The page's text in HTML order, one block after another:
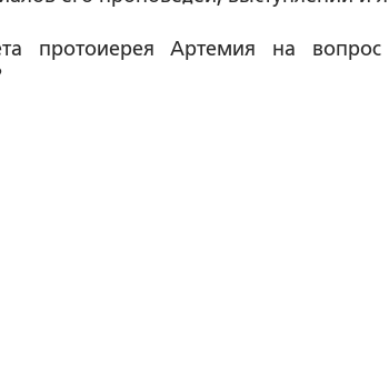
протоиерея Артемия на вопрос